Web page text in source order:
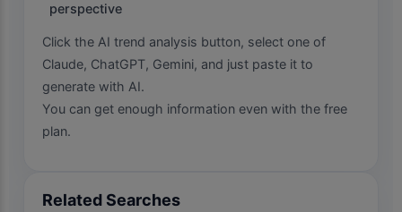
perspective
Click the AI trend analysis button, select one of
Claude, ChatGPT, Gemini, and just paste it to
generate with AI.
You can get enough information even with the free
plan.
Related Searches